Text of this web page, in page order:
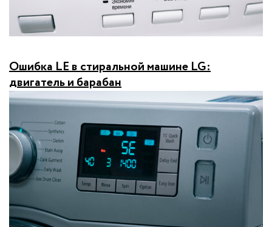
Ошибка LE в стиральной машине LG:
двигатель и барабан